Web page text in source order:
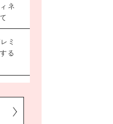
ネ
ミ
る